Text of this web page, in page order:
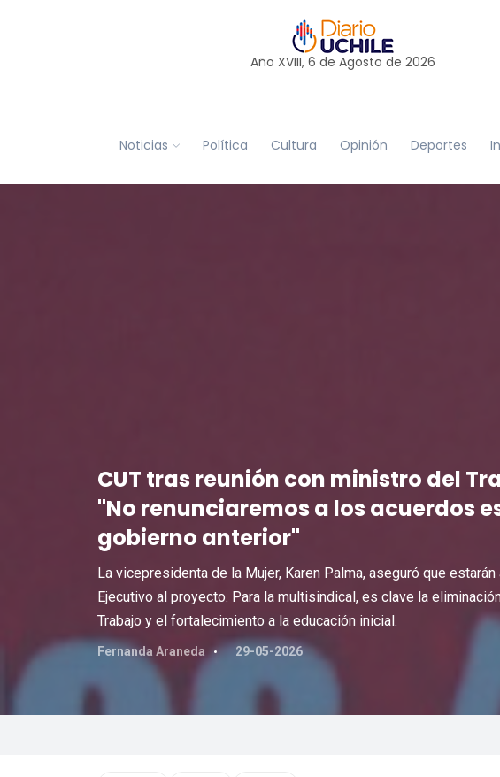
Año XVIII, 6 de Agosto de 2026
Noticias Política Cultura Opinión Deportes
CUT tras reunión con ministro del
"No renunciaremos a los acuerdos
gobierno anterior"
La vicepresidenta de la Mujer, Karen Palma, aseguró que
Ejecutivo al proyecto. Para la multisindical, es clave la
Trabajo y el fortalecimiento a la educación inicial.
Fernanda Araneda 29-05-2026